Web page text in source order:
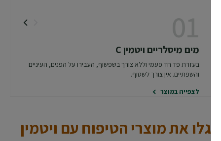
מים מיסלריים ויטמין C
בעזרת פד חד פעמי וללא צורך בשפשוף, העבירו על הפנים, העיניים
והשפתיים. אין צורך לשטוף.
לצפייה במוצר
גלו את מוצרי הטיפוח עם ויטמין